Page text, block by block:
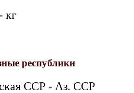
кг
республики
ССР - Аз. ССР